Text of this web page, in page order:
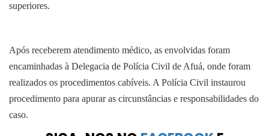
superiores.
Após receberem atendimento médico, as envolvidas foram
encaminhadas à Delegacia de Polícia Civil de Afuá, onde foram
realizados os procedimentos cabíveis. A Polícia Civil instaurou
procedimento para apurar as circunstâncias e responsabilidades do
caso.